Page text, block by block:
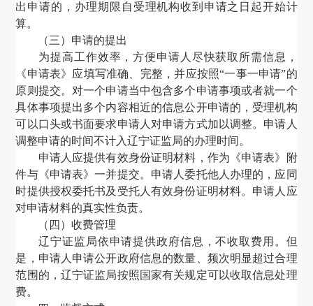
出申请的，办理期限自受理机构收到申请之日起开始计
算。
（三）申请的提出
为提高工作效率，方便申请人尽快获取所需信息，
《申请表》应填写准确、完整，并应按照“一事一申请”的
原则提交。对一个申请当中包含多个申请事项或者就一个
具体事项提出多个内容相近的信息公开申请的，受理机构
可以口头或书面要求申请人对申请方式加以调整。申请人
调整申请的时间不计入辽宁证监局的办理时间。
申请人应提供有效身份证明材料 ， 作为《申请表》附
件与《申请表》一并提交。申请人委托他人办理的 ， 应同
时提供授权委托书及受托人有效身份证明材料。申请人应
对申请材料的真实性负责。
（ 四 ）收费管理
辽宁证监局依申请提供政府信息，不收取费用。但
是，申请人申请公开政府信息的数量、频次明显超过合理
范围的，辽宁证监局按照国家有关规定可以收取信息处理
费。